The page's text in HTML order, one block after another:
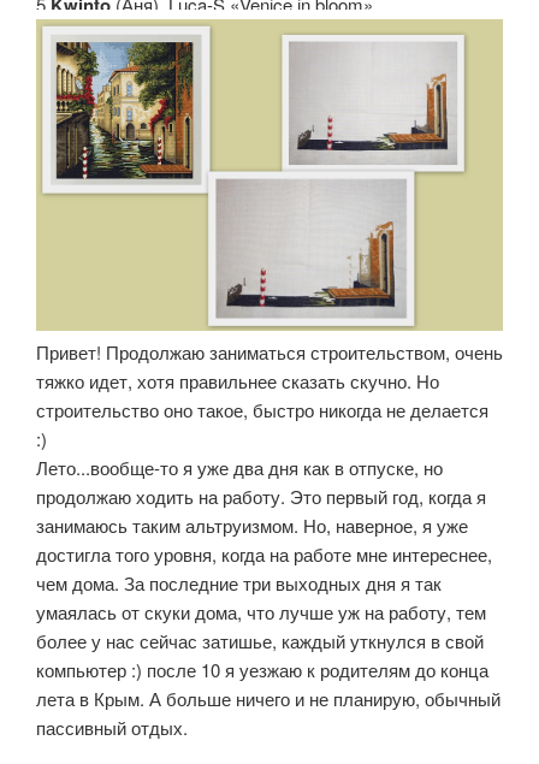
Kwinto
Привет! Продолжаю заниматься строительством, очень
тяжко идет, хотя правильнее сказать скучно. Но
строительство оно такое, быстро никогда не делается
:)
Лето...вообще-то я уже два дня как в отпуске, но
продолжаю ходить на работу. Это первый год, когда я
занимаюсь таким альтруизмом. Но, наверное, я уже
достигла того уровня, когда на работе мне интереснее,
чем дома. За последние три выходных дня я так
умаялась от скуки дома, что лучше уж на работу, тем
более у нас сейчас затишье, каждый уткнулся в свой
компьютер :) после 10 я уезжаю к родителям до конца
лета в Крым. А больше ничего и не планирую, обычный
пассивный отдых.